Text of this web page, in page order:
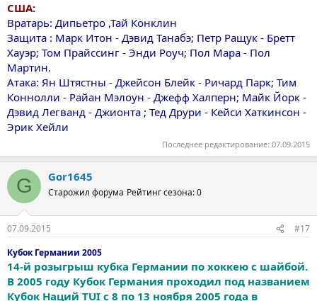
США:
Вратарь: Дипьетро ,Тай Конклин
Защита : Марк Итон - Дэвид Танабэ; Петр Ращук - Бретт
Хауэр; Том Прайссинг - Энди Роуч; Пол Мара - Пол
Мартин.
Aтака: Ян Штястны - Джейсон Блейк - Ричард Парк; Тим
Коннолли - Райан Мэлоун - Джефф Халперн; Майк Йорк -
Дэвид Легванд - Джионта ; Teд Друри - Кейси Хаткинсон -
Эрик Хейли
Последнее редактирование: 07.09.2015
G Gor1645
Старожил форума Рейтинг сезона: 0
07.09.2015
#17
Кубок Германии 2005
14-й розыгрыш кубка Германии по хоккею с шайбой.
В 2005 году Кубок Германия проходил под названием
Кубок Наций TUI с 8 по 13 ноября 2005 года в